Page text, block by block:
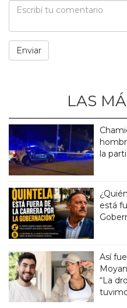
LAS
la
está
Así
“La